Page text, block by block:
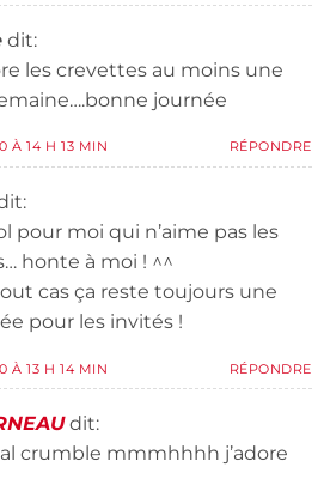
dit:
les crevettes au moins une
journée
À 14 H 13 MIN RÉPONDRE
pour moi qui n’aime pas les
honte à moi ! ^^
cas ça reste toujours une
pour les invités !
À 13 H 14 MIN RÉPONDRE
dit:
crumble mmmhhhh j’adore